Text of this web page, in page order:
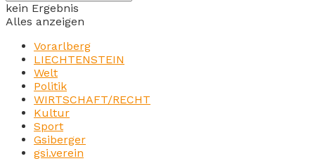
kein Ergebnis
Alles anzeigen
Vorarlberg
LIECHTENSTEIN
Welt
Politik
WIRTSCHAFT/RECHT
Kultur
Sport
Gsiberger
gsi.verein